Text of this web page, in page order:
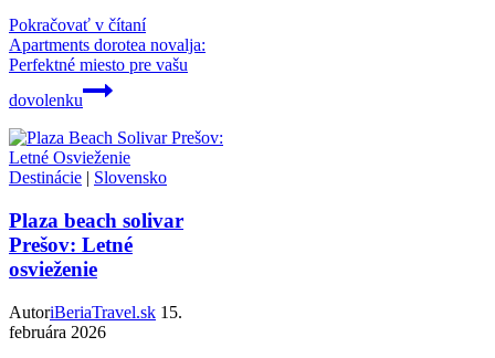
Pokračovať v čítaní
Apartments dorotea novalja:
Perfektné miesto pre vašu
dovolenku
Destinácie | Slovensko
Plaza beach solivar
Prešov: Letné
osvieženie
AutoriBeriaTravel.sk 15.
februára 2026